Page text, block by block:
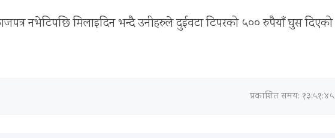
नभेटिपछि मिलाइदिन भन्दै उनीहरुले दुईवटा टिपरको ५०० रुपैयाँ घुस दिएको
प्रकाशित समय: १३:५१:४५